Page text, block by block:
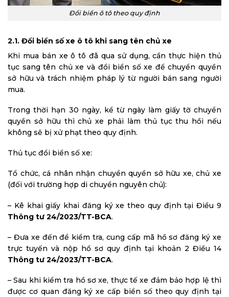
Đổi biển ô tô theo quy định
2.1. Đổi biển số xe ô tô khi sang tên chủ xe
Khi mua bán xe ô tô đã qua sử dụng, cần thực hiện thủ
tục sang tên chủ xe và đổi biển số xe để chuyển quyền
sở hữu và trách nhiệm pháp lý từ người bán sang người
mua.
Trong thời hạn 30 ngày, kể từ ngày làm giấy tờ chuyển
quyền sở hữu thì chủ xe phải làm thủ tục thu hồi nếu
không sẽ bị xử phạt theo quy định.
Thủ tục đổi biển số xe:
Tổ chức, cá nhân nhận chuyển quyền sở hữu xe, chủ xe
(đối với trường hợp di chuyển nguyên chủ):
– Kê khai giấy khai đăng ký xe theo quy định tại Điều 9
Thông tư 24/2023/TT-BCA.
– Đưa xe đến để kiểm tra, cung cấp mã hồ sơ đăng ký xe
trực tuyến và nộp hồ sơ quy định tại khoản 2 Điều 14
Thông tư 24/2023/TT-BCA.
– Sau khi kiểm tra hồ sơ xe, thực tế xe đảm bảo hợp lệ thì
được cơ quan đăng ký xe cấp biển số theo quy định tại